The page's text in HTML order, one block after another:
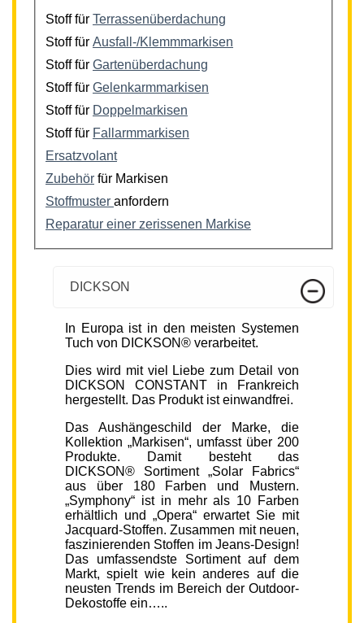
Stoff für Terrassenüberdachung
Stoff für Ausfall-/Klemmmarkisen
Stoff für Gartenüberdachung
Stoff für Gelenkarmmarkisen
Stoff für Doppelmarkisen
Stoff für Fallarmmarkisen
Ersatzvolant
Zubehör für Markisen
Stoffmuster anfordern
Reparatur einer zerissenen Markise
DICKSON
In Europa ist in den meisten Systemen
Tuch von DICKSON® verarbeitet.
Dies wird mit viel Liebe zum Detail von
DICKSON CONSTANT in Frankreich
hergestellt. Das Produkt ist einwandfrei.
Das Aushängeschild der Marke, die
Kollektion „Markisen“, umfasst über 200
Produkte. Damit besteht das
DICKSON® Sortiment „Solar Fabrics“
aus über 180 Farben und Mustern.
„Symphony“ ist in mehr als 10 Farben
erhältlich und „Opera“ erwartet Sie mit
Jacquard-Stoffen. Zusammen mit neuen,
faszinierenden Stoffen im Jeans-Design!
Das umfassendste Sortiment auf dem
Markt, spielt wie kein anderes auf die
neusten Trends im Bereich der Outdoor-
Dekostoffe ein…..